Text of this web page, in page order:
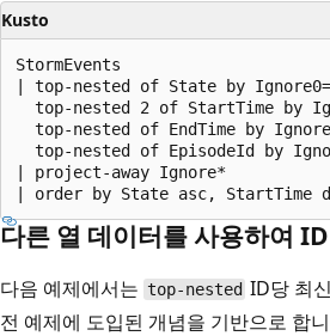
Kusto
StormEvents
| top-nested of State by
top-nested 2 of StartTime by
top-nested of EndTime by
top-nested of EpisodeId by
| project-away Ignore*
다른 열 데이터를 사용하여
다음 예제에서는 top-nested ID당 최
전 예제에 도입된 개념을 기반으로 합